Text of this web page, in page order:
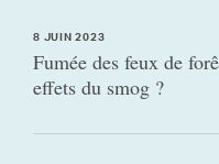
8 JUIN 2023
Fumée des feux de
effets du smog ?